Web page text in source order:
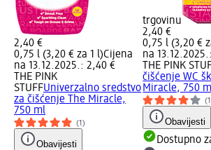
2,40 €
0,75 l (3,20 € za 1 l)Cijena
na 13.12.2025.: 2,40 €
THE PINK
STUFFUniverzalno sredstvo
za čišćenje The Miracle,
750 ml
(1)
Obavijesti
trgovinu
2,40 €
0,75 l (3,20 €
na
THE PINK
čišćenje WC
Miracle, 750
Obavijesti
Dostupno